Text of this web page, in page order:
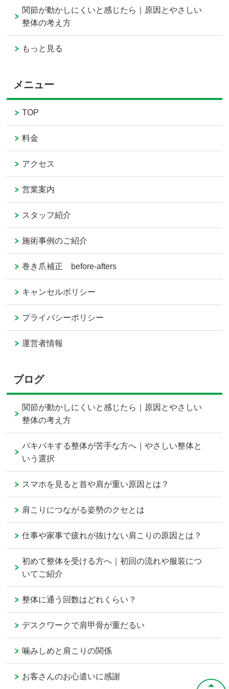
関節が動かしにくいと感じたら｜原因とやさしい
整体の考え方
もっと見る
メニュー
TOP
料金
アクセス
営業案内
スタッフ紹介
施術事例のご紹介
巻き爪補正 before-afters
キャンセルポリシー
プライバシーポリシー
運営者情報
ブログ
関節が動かしにくいと感じたら｜原因とやさしい
整体の考え方
バキバキする整体が苦手な方へ｜やさしい整体と
いう選択
スマホを見ると首や肩が重い原因とは？
肩こりにつながる姿勢のクセとは
仕事や家事で疲れが抜けない肩こりの原因とは？
初めて整体を受ける方へ｜初回の流れや服装につ
いてご紹介
整体に通う回数はどれくらい？
デスクワークで肩甲骨が重だるい
噛みしめと肩こりの関係
お客さんのお心遣いに感謝